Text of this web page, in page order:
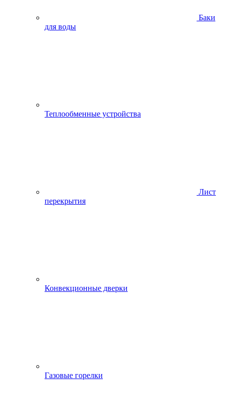
Баки
для воды
Теплообменные устройства
Лист
перекрытия
Конвекционные дверки
Газовые горелки